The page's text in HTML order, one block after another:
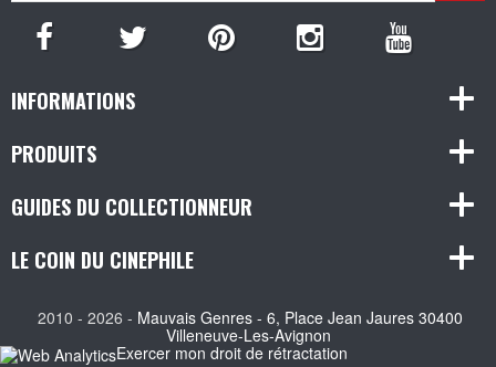
INFORMATIONS
PRODUITS
GUIDES DU COLLECTIONNEUR
LE COIN DU CINEPHILE
2010 - 2026 - Mauvais Genres - 6, Place Jean Jaures 30400
Villeneuve-Les-Avignon
Exercer mon droit de rétractation